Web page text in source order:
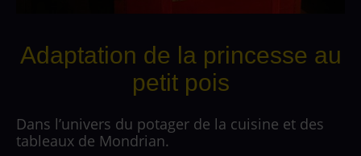
Adaptation de la princesse au
petit pois
Dans l’univers du potager de la cuisine et des
tableaux de Mondrian.